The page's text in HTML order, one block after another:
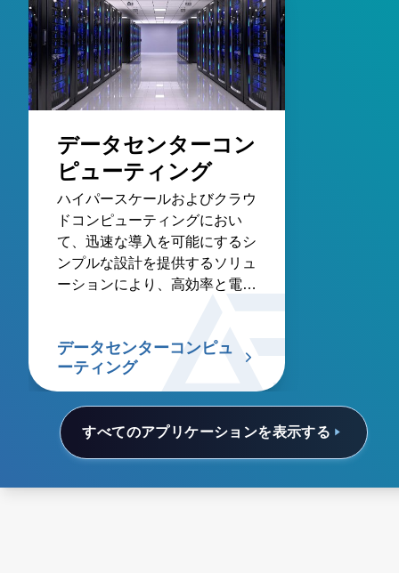
すべてのアプリケーションを表示する
データセンターコン
ピューティング
ハイパースケールおよびクラウ
ドコンピューティングにおい
て、迅速な導入を可能にするシ
ンプルな設計を提供するソリュ
ーションにより、高効率と電力
データセンターコンピュ
ーティング